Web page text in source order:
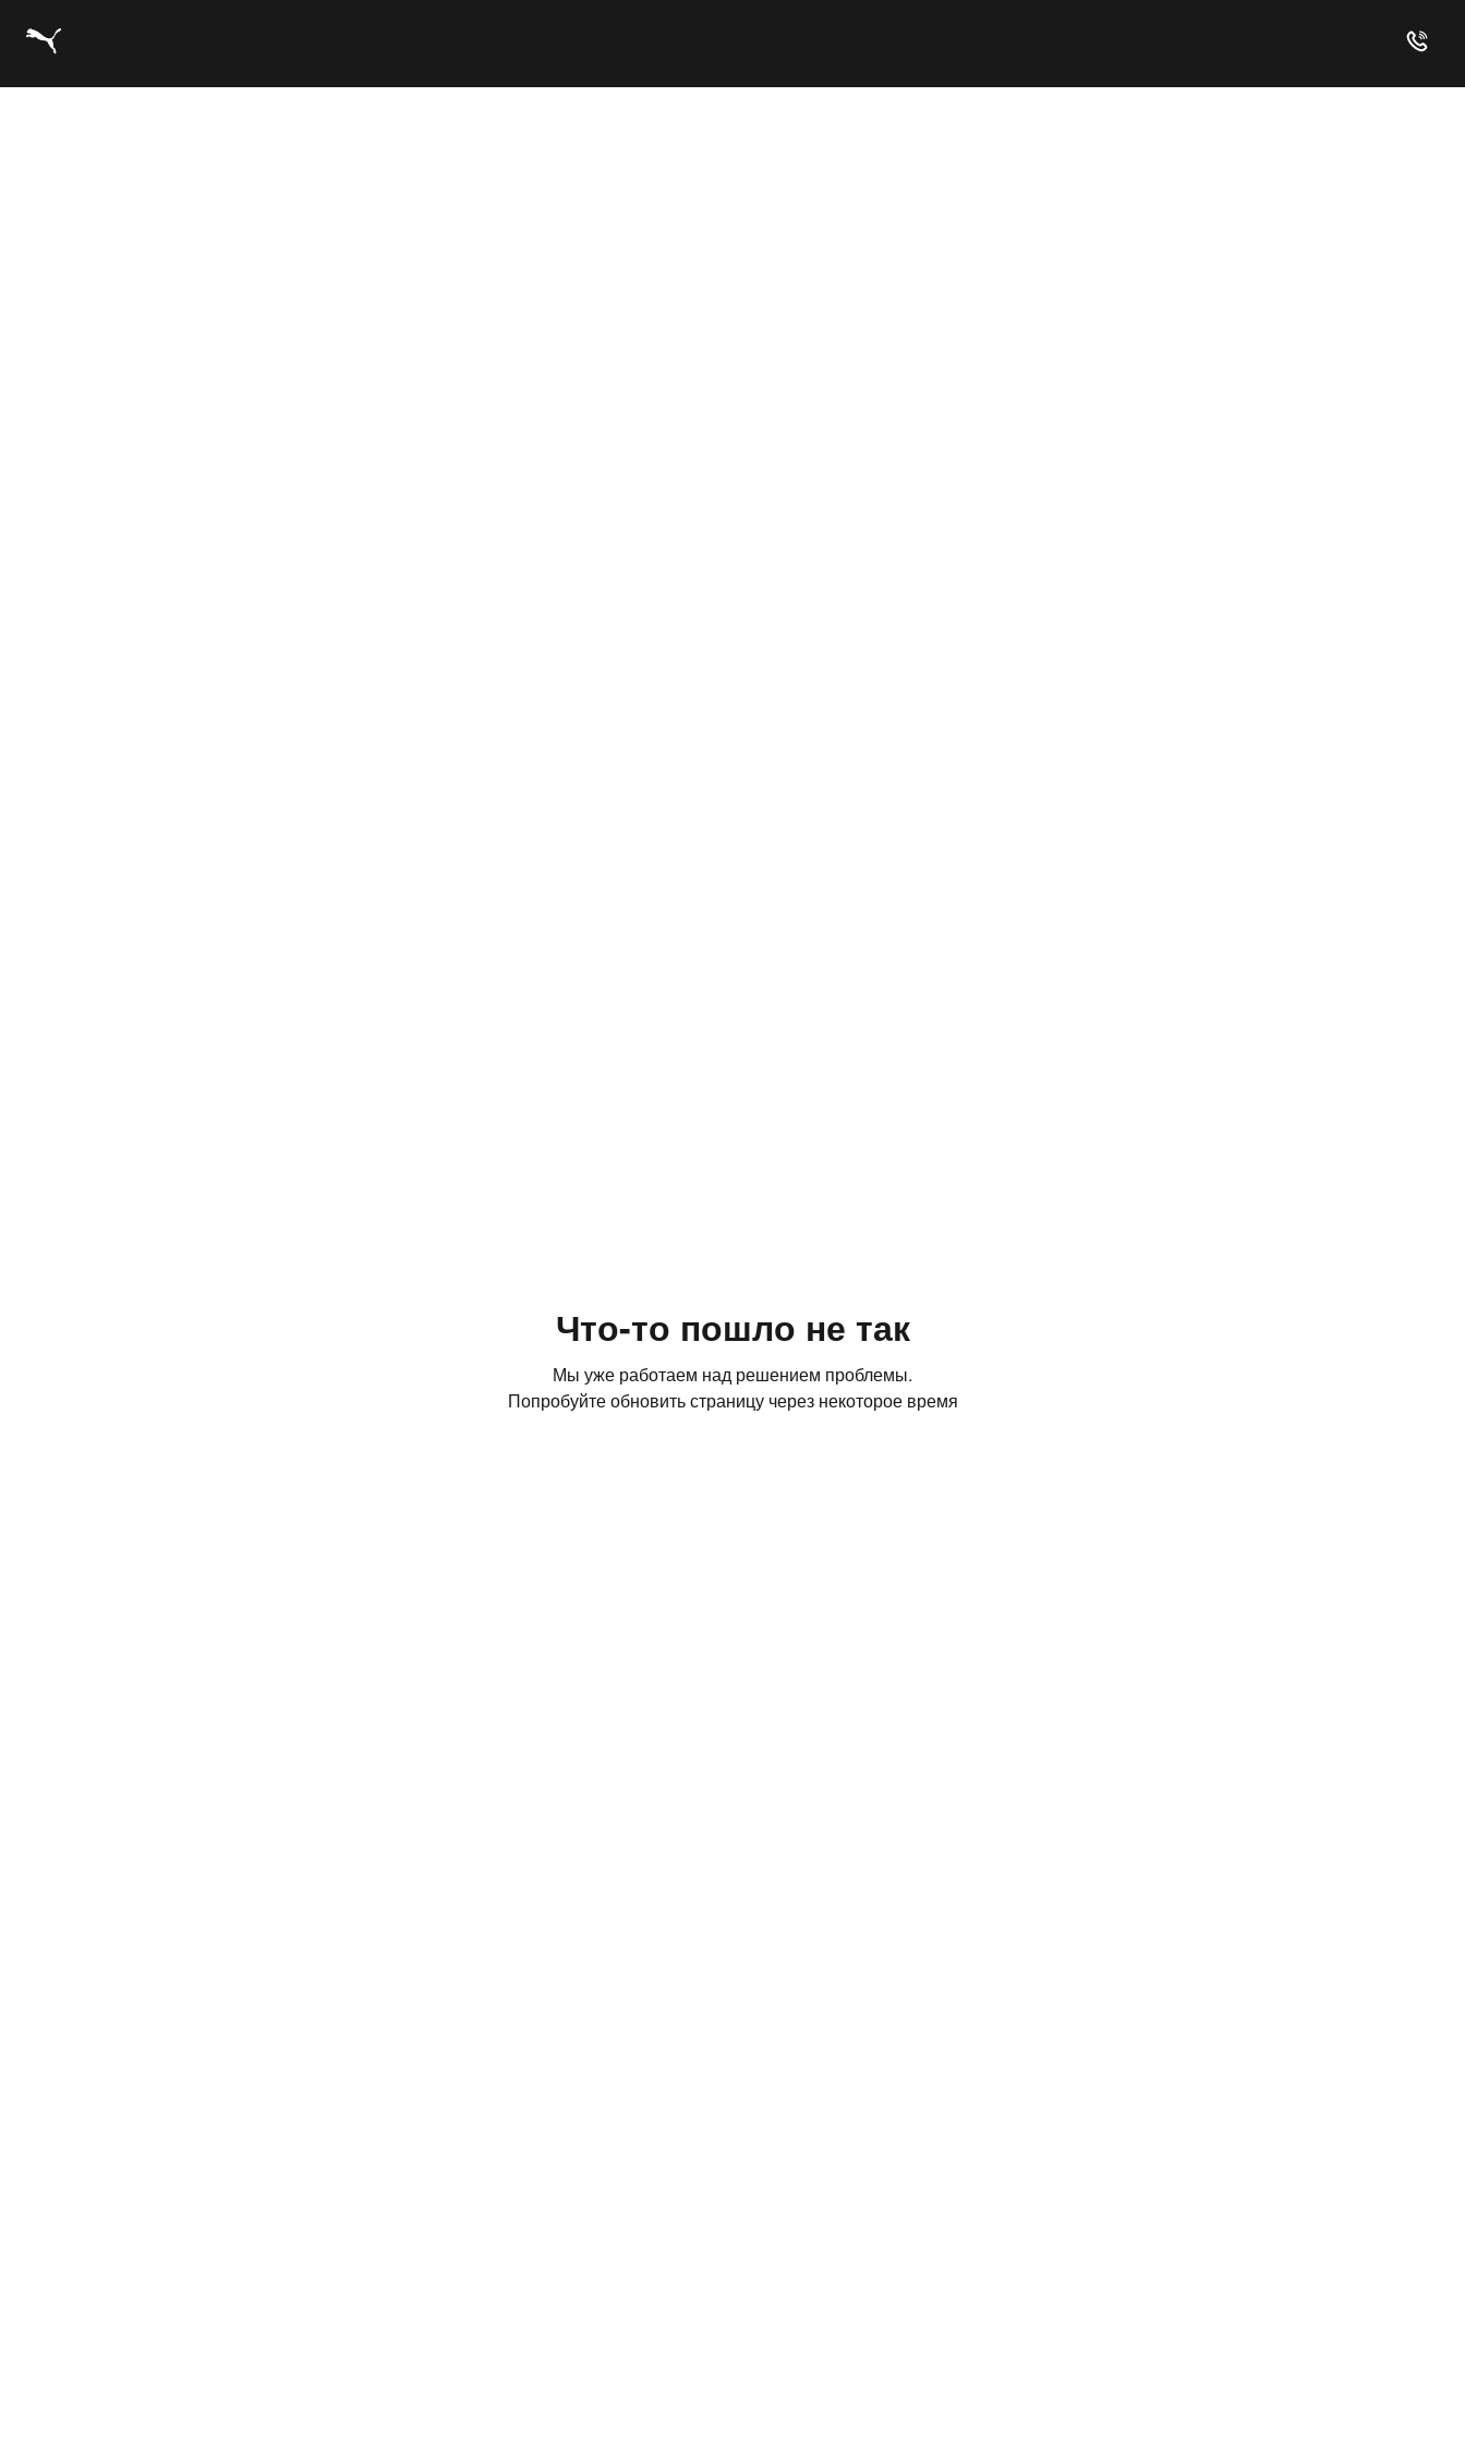
Что-то пошло не так
Мы уже работаем над решением проблемы.
Попробуйте обновить страницу через некоторое время